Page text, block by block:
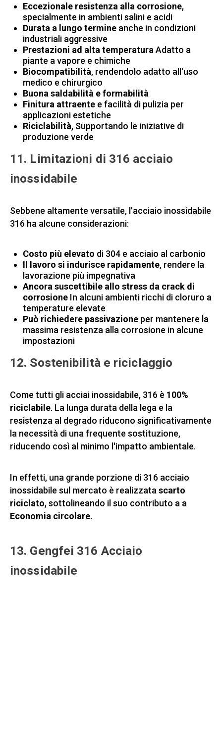
Eccezionale resistenza alla corrosione,
specialmente in ambienti salini e acidi
Durata a lungo termine anche in condizioni
industriali aggressive
Prestazioni ad alta temperatura Adatto a
piante a vapore e chimiche
Biocompatibilità, rendendolo adatto all'uso
medico e chirurgico
Buona saldabilità e formabilità
Finitura attraente e facilità di pulizia per
applicazioni estetiche
Riciclabilità, Supportando le iniziative di
produzione verde
11. Limitazioni di 316 acciaio
inossidabile
Sebbene altamente versatile, l'acciaio inossidabile
316 ha alcune considerazioni:
Costo più elevato di 304 e acciaio al carbonio
Il lavoro si indurisce rapidamente, rendere la
lavorazione più impegnativa
Ancora suscettibile allo stress da crack di
corrosione In alcuni ambienti ricchi di cloruro a
temperature elevate
Può richiedere passivazione per mantenere la
massima resistenza alla corrosione in alcune
impostazioni
12. Sostenibilità e riciclaggio
Come tutti gli acciai inossidabile, 316 è 100%
riciclabile. La lunga durata della lega e la
resistenza al degrado riducono significativamente
la necessità di una frequente sostituzione,
riducendo così al minimo l'impatto ambientale.
In effetti, una grande porzione di 316 acciaio
inossidabile sul mercato è realizzata scarto
riciclato, sottolineando il suo contributo a a
Economia circolare.
13. Gengfei 316 Acciaio
inossidabile